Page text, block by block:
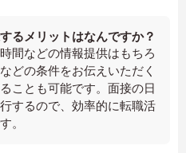
るメリットはなんですか？
間などの情報提供はもちろ
どの条件をお伝えいただく
ことも可能です。面接の日
するので、効率的に転職活
。